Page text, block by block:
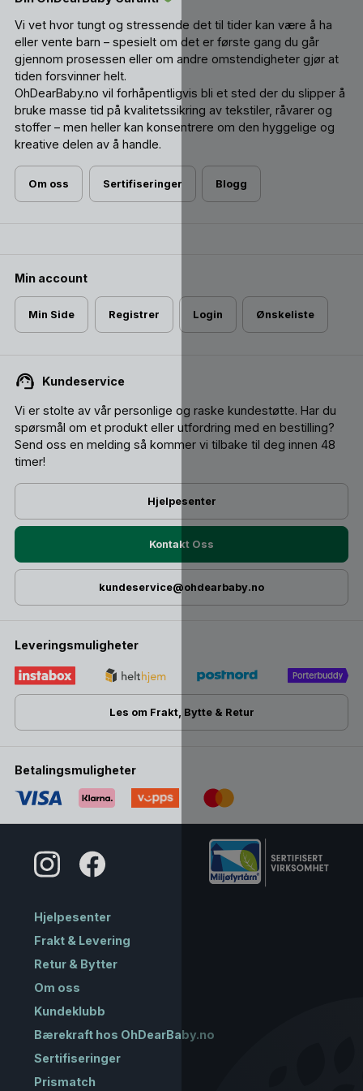
Vi vet hvor tungt og stressende det til tider kan være å ha
eller vente barn – spesielt om det er første gang du går
gjennom prosessen eller om andre omstendigheter gjør at
tiden forsvinner helt.
OhDearBaby.no vil forhåpentligvis bli et sted der du slipper å
bruke masse tid på kvalitetssikring av tekstiler, råvarer og
stoffer – men heller kan konsentrere om den hyggelige og
kreative delen av å handle.
Om oss Sertifiseringer Blogg
Min account
Min Side Registrer Login Ønskeliste
Kundeservice
Vi er stolte av vår personlige og raske kundestøtte. Har du
spørsmål om et produkt eller utfordring med en bestilling?
Send oss ​​en melding så kommer vi tilbake til deg innen 48
timer!
Hjelpesenter
Kontakt Oss
kundeservice@ohdearbaby.no
Leveringsmuligheter
Les om Frakt, Bytte & Retur
Betalingsmuligheter
Hjelpesenter
Frakt & Levering
Retur & Bytter
Om oss
Kundeklubb
Bærekraft hos OhDearBaby.no
Sertifiseringer
Prismatch